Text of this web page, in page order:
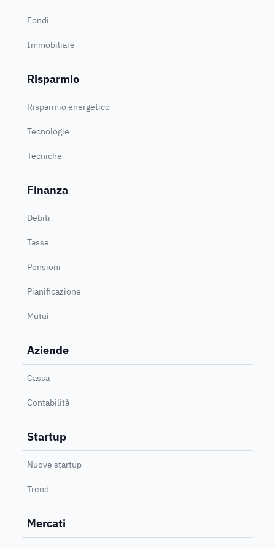
Fondi
Immobiliare
Risparmio
Risparmio energetico
Tecnologie
Tecniche
Finanza
Debiti
Tasse
Pensioni
Pianificazione
Mutui
Aziende
Cassa
Contabilità
Startup
Nuove startup
Trend
Mercati